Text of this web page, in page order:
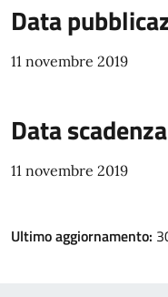
Data
11 novembre 2019
Data scadenza
11 novembre 2019
Ultimo aggiornamento: